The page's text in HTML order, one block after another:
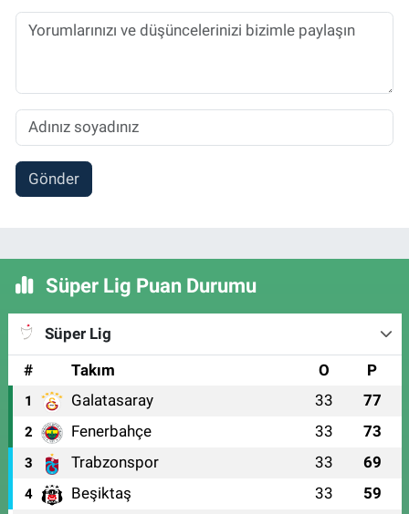
Gönder
Süper Lig Puan Durumu
Süper Lig
#
Takım O P
1 Galatasaray 33 77
2 Fenerbahçe 33 73
3 Trabzonspor 33 69
4 Beşiktaş 33 59